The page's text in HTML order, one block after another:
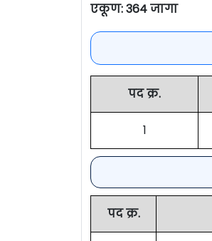
एकूण: 364 जागा
पद क्र.
1
पद क्र.